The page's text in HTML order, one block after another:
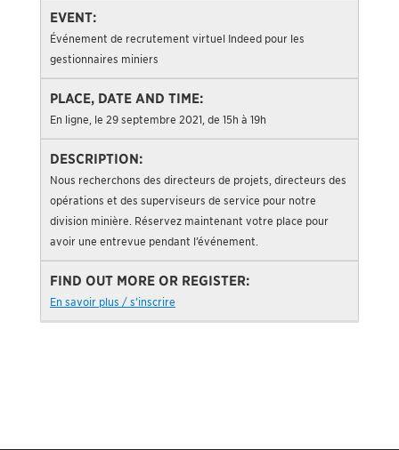
Événement de recrutement virtuel Indeed pour les
gestionnaires miniers
En ligne, le 29 septembre 2021, de 15h à 19h
Nous recherchons des directeurs de projets, directeurs des
opérations et des superviseurs de service pour notre
division minière. Réservez maintenant votre place pour
avoir une entrevue pendant l’événement.
En savoir plus / s’inscrire